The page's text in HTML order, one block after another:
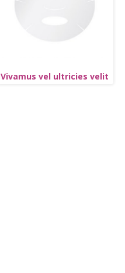
Vivamus vel ultricies velit